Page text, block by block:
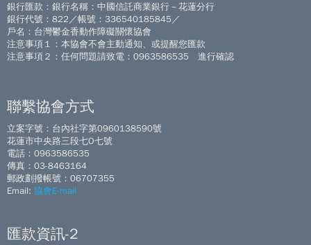
銀行匯款：銀行名稱：中國信託商業銀行－花蓮分行
銀行代號：822／帳號：336540185845／
戶名：台灣鬱金香動作障礙關懷協會
注意事項１：本協會不會主動通知、或提醒您匯款
注意事項２：任何問題請致電：0963586535 進行確認
聯繫協會方式
立案字號：台內社字第0960138590號
花蓮市中央路三段七O七號
電話：0963586535
傳真：03-8463164
郵政劃撥帳號：06707355
Email: 協會E-mail
匯款資訊-2